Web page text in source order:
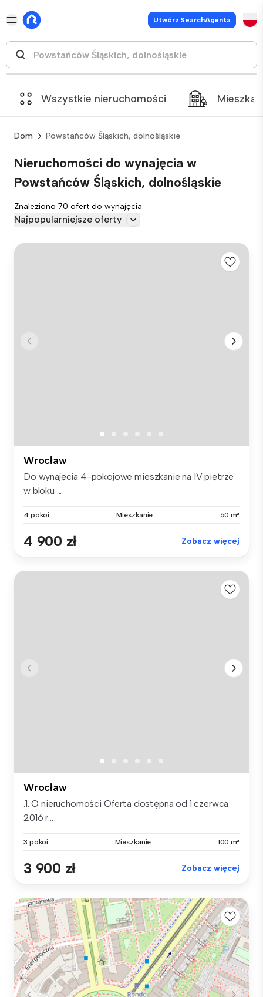
Utwórz SearchAgenta
Wszystkie nieruchomości
Dom Powstańców Śląskich, dolnośląskie
Nieruchomości do wynajęcia w
Powstańców Śląskich, dolnośląskie
Znaleziono 70 ofert do wynajęcia
Najpopularniejsze oferty
Wrocław
Do wynajęcia 4-pokojowe mieszkanie na IV piętrze
w bloku ...
4 pokoi Mieszkanie 60 m²
4 900 zł Zobacz więcej
Wrocław
.1. O nieruchomości Oferta dostępna od 1 czerwca
2016 r...
3 pokoi Mieszkanie 100 m²
3 900 zł Zobacz więcej